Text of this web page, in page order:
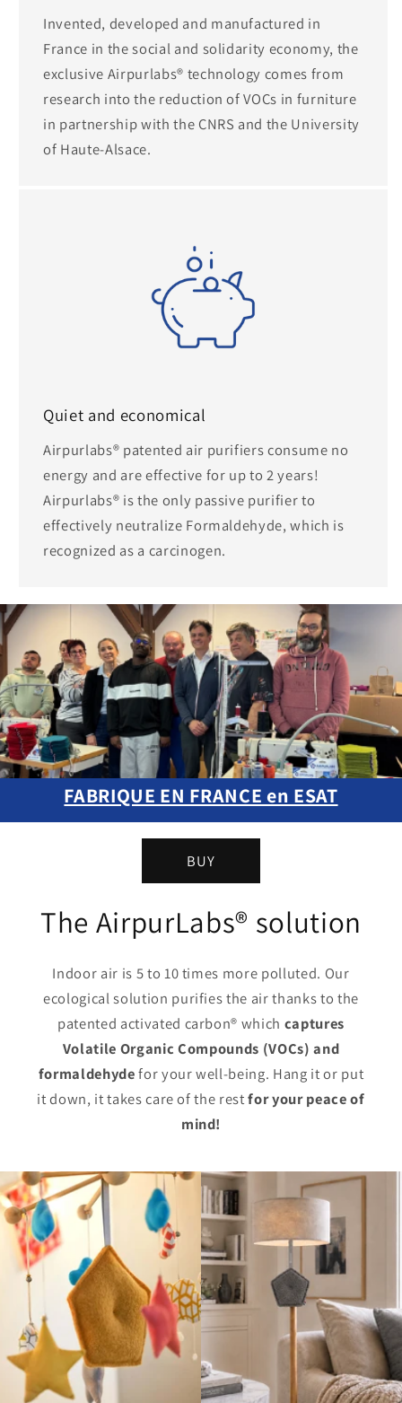
Invented, developed and manufactured in
France in the social and solidarity economy, the
exclusive Airpurlabs® technology comes from
research into the reduction of VOCs in furniture
in partnership with the CNRS and the University
of Haute-Alsace.
Quiet and economical
Airpurlabs® patented air purifiers consume no
energy and are effective for up to 2 years!
Airpurlabs® is the only passive purifier to
effectively neutralize Formaldehyde, which is
recognized as a carcinogen.
FABRIQUE EN FRANCE en ESAT
BUY
The AirpurLabs® solution
Indoor air is 5 to 10 times more polluted. Our
ecological solution purifies the air thanks to the
patented activated carbon® which captures
Volatile Organic Compounds (VOCs) and
formaldehydefor your well-being. Hang it or put
it down, it takes care of the restforyour peace of
mind!